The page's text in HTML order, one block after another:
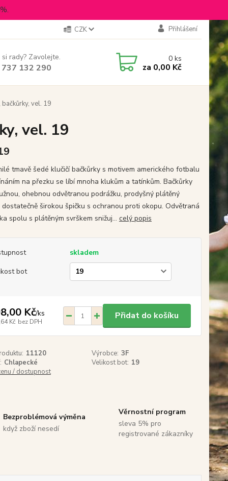
CZK Přihlášení
rady? Zavolejte.
132 290
0ks
za 0,00 Kč
vel. 19
vel. 19
tmavě šedé klučičí bačkůrky s motivem amerického fotbalu
na přezku se líbí mnoha klukům a tatínkům. Bačkůrky
ohebnou odvětranou podrážku, prodyšný plátěný
dostatečně širokou špičku s ochranou proti okopu. Odvětraná
spolu s plátěným svrškem snižuj... celý popis
skladem
bot
Kč/ks
Kč bez DPH
Přidat do košíku
11120 Výrobce: 3F
Chlapecké Velikost bot: 19
/ dostupnost
Bezproblémová výměna
když zboží nesedí
Věrnostní program
sleva 5% pro
registrované zákazníky